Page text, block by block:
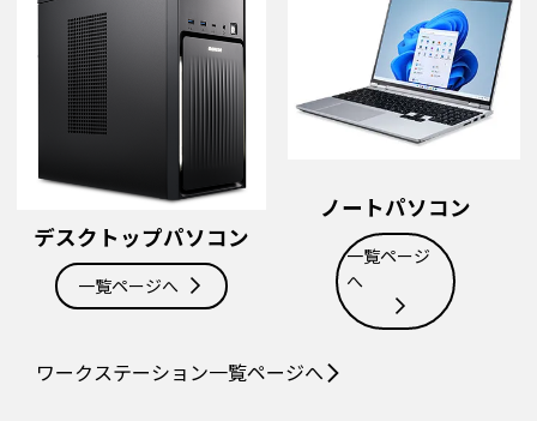
デスクトップパソコン
一覧ページへ
ノートパソコン
一覧ページ
へ
ワークステーション一覧ページへ